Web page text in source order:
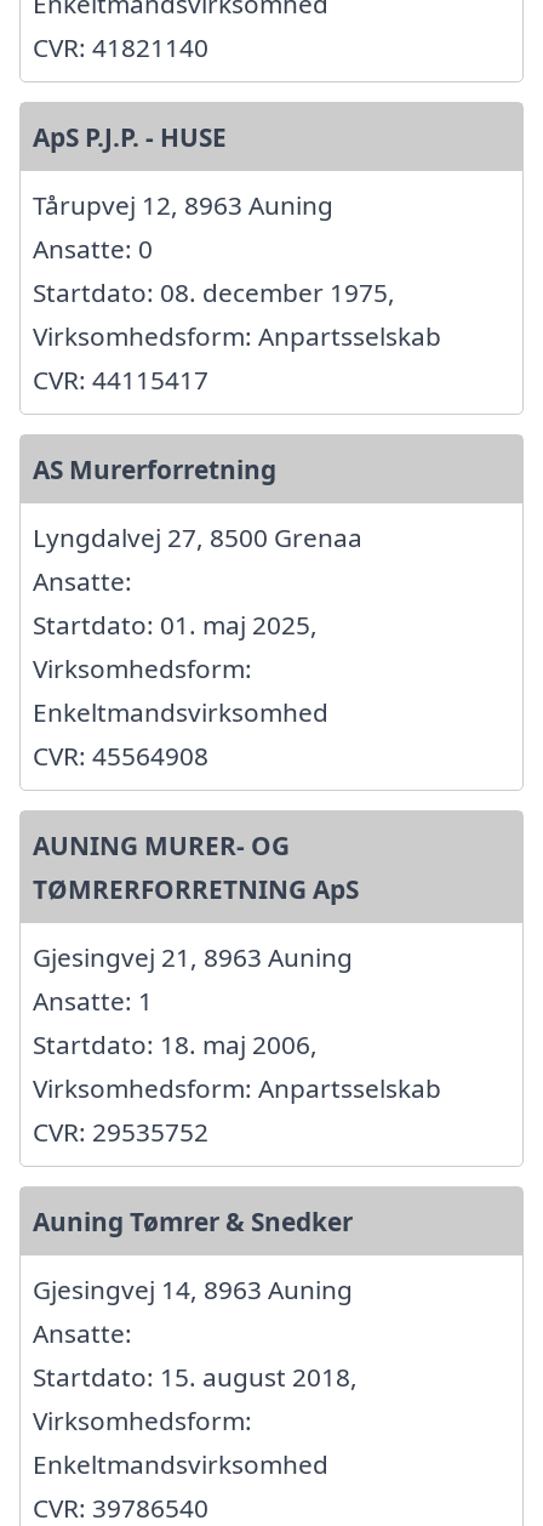
CVR: 41821140
ApS P.J.P. - HUSE
Tårupvej 12, 8963 Auning
Ansatte: 0
Startdato: 08. december 1975,
Virksomhedsform: Anpartsselskab
CVR: 44115417
AS Murerforretning
Lyngdalvej 27, 8500 Grenaa
Ansatte:
Startdato: 01. maj 2025,
Virksomhedsform:
Enkeltmandsvirksomhed
CVR: 45564908
AUNING MURER- OG
TØMRERFORRETNING ApS
Gjesingvej 21, 8963 Auning
Ansatte: 1
Startdato: 18. maj 2006,
Virksomhedsform: Anpartsselskab
CVR: 29535752
Auning Tømrer & Snedker
Gjesingvej 14, 8963 Auning
Ansatte:
Startdato: 15. august 2018,
Virksomhedsform:
Enkeltmandsvirksomhed
CVR: 39786540